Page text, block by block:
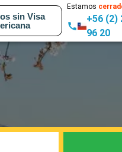
sin Visa
Estamos
+56 (2)
96 20